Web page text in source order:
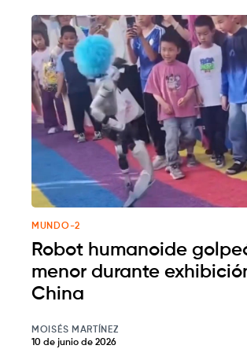
MUNDO-2
Robot humanoide
menor durante
China
MOISÉS MARTÍNEZ
10 de junio de 2026